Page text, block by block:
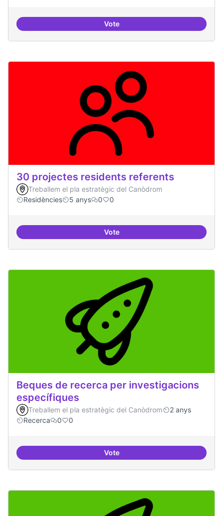
VoteActividades vinculadas a la
30 projectes residents referents
Treballem el pla estratègic del Canòdrom
Residències
5 anys 0 0
Vote30 projectes residents referents
Beques de recerca per investigacions
específiques
Treballem el pla estratègic del Canòdrom
2 anys
Recerca
0 0
VoteBeques de recerca per